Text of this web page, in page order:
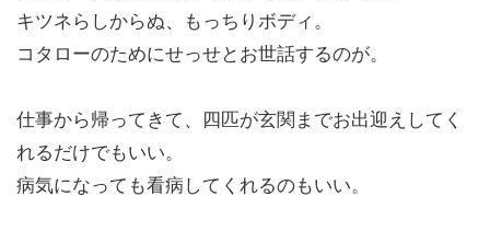
キツネらしからぬ、もっちりボディ。
コタローのためにせっせとお世話するのが。
仕事から帰ってきて、四匹が玄関までお出迎えしてく
れるだけでもいい。
病気になっても看病してくれるのもいい。